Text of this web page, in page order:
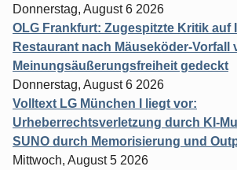
Donnerstag, August 6 2026
OLG Frankfurt: Zugespitzte Kritik auf
Restaurant nach Mäuseköder-Vorfall
Meinungsäußerungsfreiheit gedeckt
Donnerstag, August 6 2026
Volltext LG München I liegt vor:
Urheberrechtsverletzung durch KI-
SUNO durch Memorisierung und
Mittwoch, August 5 2026